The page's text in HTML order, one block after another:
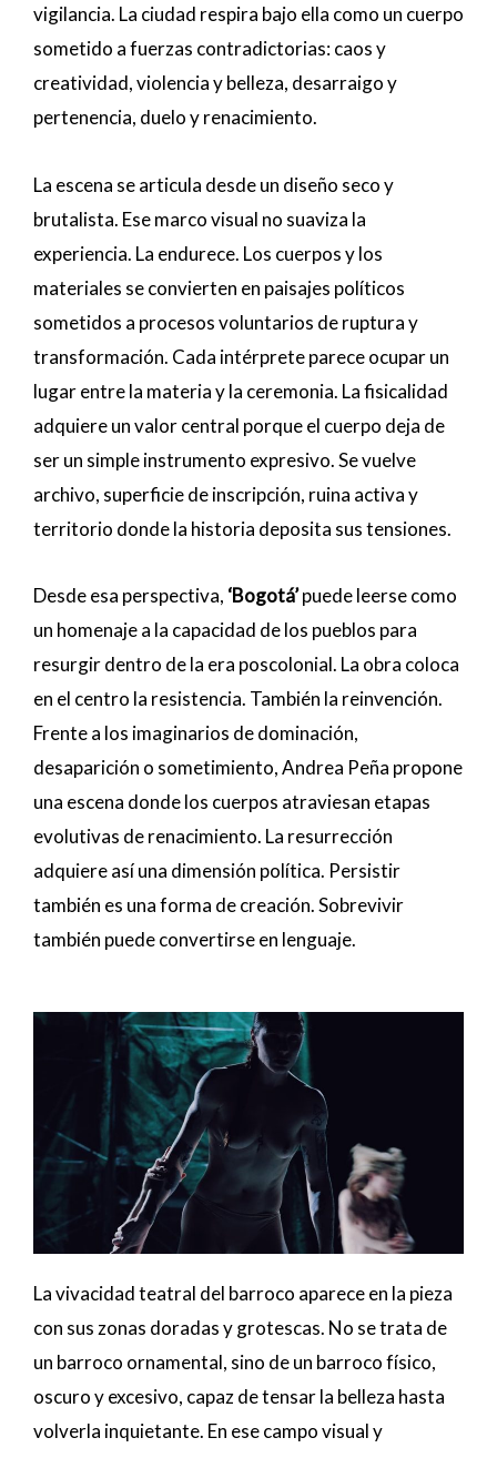
vigilancia. La ciudad respira bajo ella como un cuerpo
sometido a fuerzas contradictorias: caos y
creatividad, violencia y belleza, desarraigo y
pertenencia, duelo y renacimiento.
La escena se articula desde un diseño seco y
brutalista. Ese marco visual no suaviza la
experiencia. La endurece. Los cuerpos y los
materiales se convierten en paisajes políticos
sometidos a procesos voluntarios de ruptura y
transformación. Cada intérprete parece ocupar un
lugar entre la materia y la ceremonia. La fisicalidad
adquiere un valor central porque el cuerpo deja de
ser un simple instrumento expresivo. Se vuelve
archivo, superficie de inscripción, ruina activa y
territorio donde la historia deposita sus tensiones.
Desde esa perspectiva, ‘Bogotá’puede leerse como
un homenaje a la capacidad de los pueblos para
resurgir dentro de la era poscolonial. La obra coloca
en el centro la resistencia. También la reinvención.
Frente a los imaginarios de dominación,
desaparición o sometimiento, Andrea Peña propone
una escena donde los cuerpos atraviesan etapas
evolutivas de renacimiento. La resurrección
adquiere así una dimensión política. Persistir
también es una forma de creación. Sobrevivir
también puede convertirse en lenguaje.
La vivacidad teatral del barroco aparece en la pieza
con sus zonas doradas y grotescas. No se trata de
un barroco ornamental, sino de un barroco físico,
oscuro y excesivo, capaz de tensar la belleza hasta
volverla inquietante. En ese campo visual y